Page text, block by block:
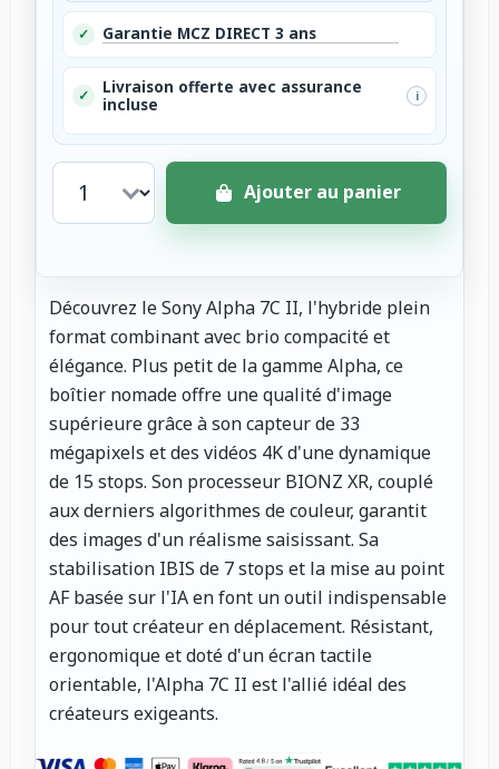
✓ Garantie MCZ DIRECT 3 ans
✓
Livraison offerte avec assurance
incluse
i
Ajouter au panier
Découvrez le Sony Alpha 7C II, l'hybride plein
format combinant avec brio compacité et
élégance. Plus petit de la gamme Alpha, ce
boîtier nomade offre une qualité d'image
supérieure grâce à son capteur de 33
mégapixels et des vidéos 4K d'une dynamique
de 15 stops. Son processeur BIONZ XR, couplé
aux derniers algorithmes de couleur, garantit
des images d'un réalisme saisissant. Sa
stabilisation IBIS de 7 stops et la mise au point
AF basée sur l'IA en font un outil indispensable
pour tout créateur en déplacement. Résistant,
ergonomique et doté d'un écran tactile
orientable, l'Alpha 7C II est l'allié idéal des
créateurs exigeants.